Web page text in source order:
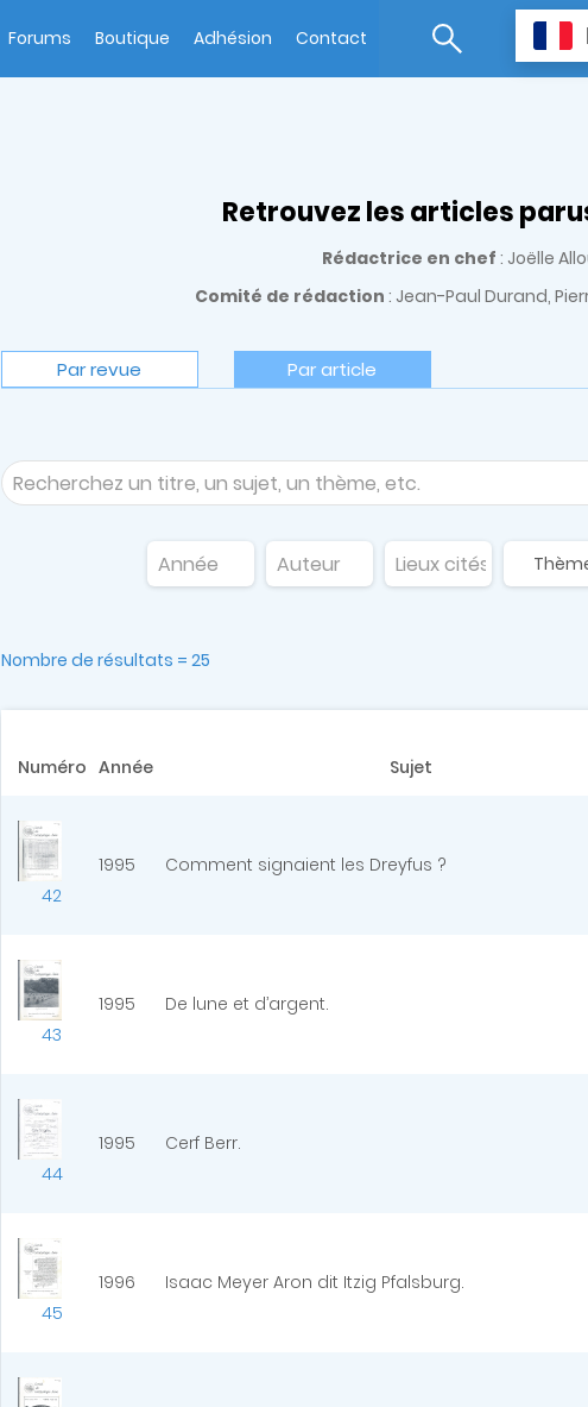
Forums Boutique Adhésion Contact
Retrouvez les articles
Rédactrice en chef : Joëlle
Comité de rédaction : Jean-Paul Durand,
Par revue Par article
Nombre de résultats = 25
Numéro Année Sujet
42
1995 Comment signaient les Dreyfus ?
43
1995 De lune et d’argent.
44
1995 Cerf Berr.
45
1996 Isaac Meyer Aron dit Itzig Pfalsburg.